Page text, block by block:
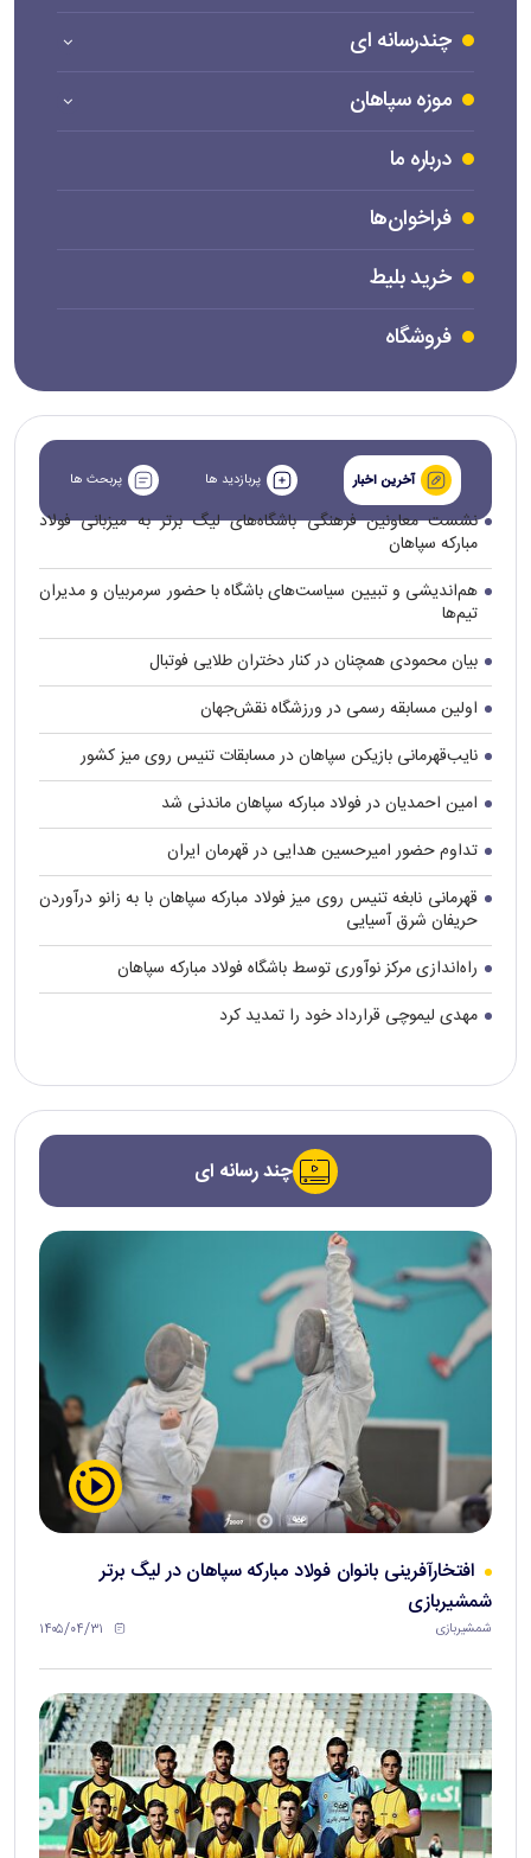
چندرسانه ای
موزه سپاهان
درباره ما
فراخوان‌ها
خرید بلیط
فروشگاه
آخرین اخبار پربازدید ها پربحث ها
نشست معاونین فرهنگی باشگاه‌های لیگ برتر به میزبانی فولاد
مبارکه سپاهان
هم‌اندیشی و تبیین سیاست‌های باشگاه با حضور سرمربیان و مدیران
تیم‌ها
بیان محمودی همچنان در کنار دختران طلایی فوتبال
اولین مسابقه رسمی در ورزشگاه نقش‌جهان
نایب‌قهرمانی بازیکن سپاهان در مسابقات تنیس روی میز کشور
امین احمدیان در فولاد مبارکه سپاهان ماندنی شد
تداوم حضور امیرحسین هدایی در قهرمان ایران
قهرمانی نابغه تنیس روی میز فولاد مبارکه سپاهان با به زانو درآوردن
حریفان شرق آسیایی
راه‌اندازی مرکز نوآوری توسط باشگاه فولاد مبارکه سپاهان
مهدی لیموچی قرارداد خود را تمدید کرد
چند رسانه ای
افتخارآفرینی بانوان فولاد مبارکه سپاهان در لیگ برتر
شمشیربازی
شمشیربازی ۱۴۰۵/۰۴/۳۱